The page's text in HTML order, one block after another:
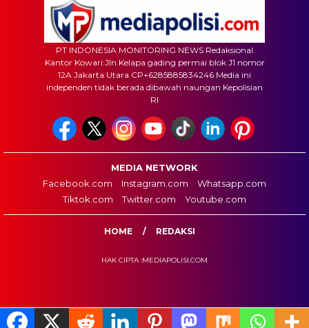
PT INDONESIA MONITORING NEWS Redaksional
Kantor Kowari:Jln.Kelapa gading permai blok J1 nomor
12A Jakarta Utara CP+6285885834246 Media ini
independen tidak berada dibawah naungan Kepolisian
RI
MEDIA NETWORK
Facebook.com
Instagram.com
Whatsapp.com
Tiktok.com
Twitter.com Youtube.com
HOME REDAKSI
HAK CIPTA :MEDIAPOLISI.COM